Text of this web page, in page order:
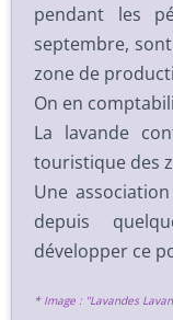
pendant les
septembre,
zone de
On en
La lavande
touristique des
Une
depuis
développer ce
* Image : "Lavandes